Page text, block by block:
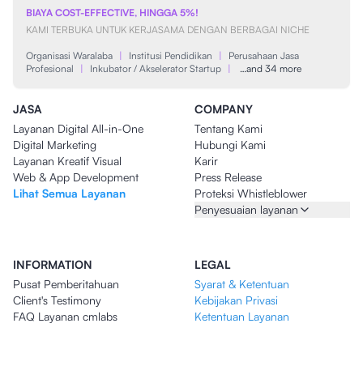
BIAYA COST-EFFECTIVE, HINGGA 5%!
KAMI TERBUKA UNTUK KERJASAMA DENGAN BERBAGAI NICHE
Organisasi Waralaba | Institusi Pendidikan |
Perusahaan Jasa
Profesional
| Inkubator / Akselerator Startup | …and 34 more
JASA
Layanan Digital All-in-One
Digital Marketing
Layanan Kreatif Visual
Web & App Development
Lihat Semua Layanan
COMPANY
Tentang Kami
Hubungi Kami
Karir
Press Release
Proteksi Whistleblower
Penyesuaian layanan
INFORMATION
Pusat Pemberitahuan
Client's Testimony
FAQ Layanan cmlabs
LEGAL
Syarat & Ketentuan
Kebijakan Privasi
Ketentuan Layanan